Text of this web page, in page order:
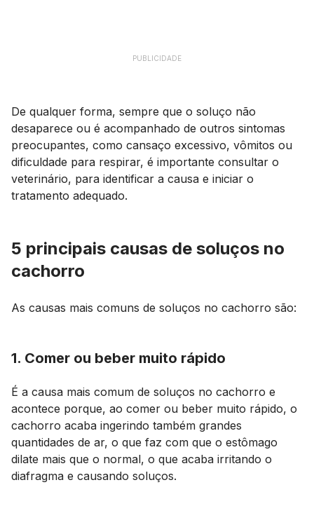
PUBLICIDADE
De qualquer forma, sempre que o soluço não
desaparece ou é acompanhado de outros sintomas
preocupantes, como cansaço excessivo, vômitos ou
dificuldade para respirar, é importante consultar o
veterinário, para identificar a causa e iniciar o
tratamento adequado.
5 principais causas de soluços no
cachorro
As causas mais comuns de soluços no cachorro são:
1. Comer ou beber muito rápido
É a causa mais comum de soluços no cachorro e
acontece porque, ao comer ou beber muito rápido, o
cachorro acaba ingerindo também grandes
quantidades de ar, o que faz com que o estômago
dilate mais que o normal, o que acaba irritando o
diafragma e causando soluços.